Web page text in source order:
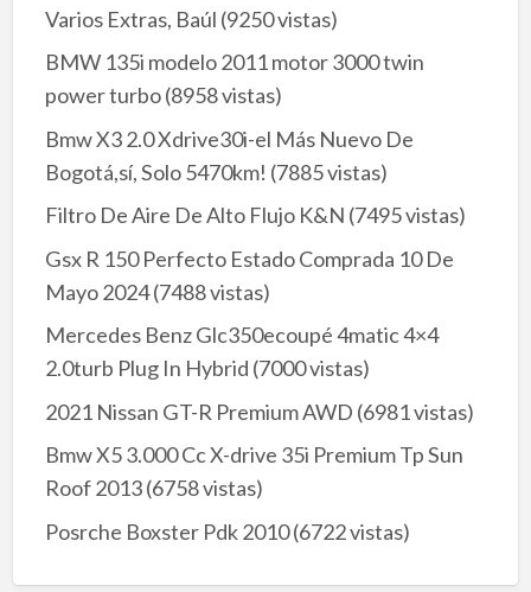
Varios Extras, Baúl (9250 vistas)
BMW 135i modelo 2011 motor 3000 twin
power turbo(8958 vistas)
Bmw X3 2.0 Xdrive30i-el Más Nuevo De
Bogotá,sí, Solo 5470km! (7885 vistas)
Filtro De Aire De Alto Flujo K&N (7495 vistas)
Gsx R 150 Perfecto Estado Comprada 10 De
Mayo 2024(7488 vistas)
Mercedes Benz Glc350ecoupé 4matic 4×4
2.0turb Plug In Hybrid (7000 vistas)
2021 Nissan GT-R Premium AWD (6981 vistas)
Bmw X5 3.000 Cc X-drive 35i Premium Tp Sun
Roof 2013(6758 vistas)
Posrche Boxster Pdk 2010(6722 vistas)